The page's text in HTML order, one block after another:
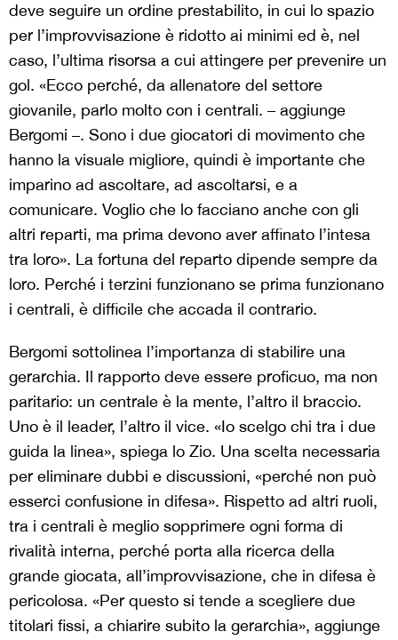
deve seguire un ordine prestabilito, in cui lo spazio
per l’improvvisazione è ridotto ai minimi ed è, nel
caso, l’ultima risorsa a cui attingere per prevenire un
gol. «Ecco perché, da allenatore del settore
giovanile, parlo molto con i centrali. – aggiunge
Bergomi –. Sono i due giocatori di movimento che
hanno la visuale migliore, quindi è importante che
imparino ad ascoltare, ad ascoltarsi, e a
comunicare. Voglio che lo facciano anche con gli
altri reparti, ma prima devono aver affinato l’intesa
tra loro». La fortuna del reparto dipende sempre da
loro. Perché i terzini funzionano se prima funzionano
i centrali, è difficile che accada il contrario.
Bergomi sottolinea l’importanza di stabilire una
gerarchia. Il rapporto deve essere proficuo, ma non
paritario: un centrale è la mente, l’altro il braccio.
Uno è il leader, l’altro il vice. «Io scelgo chi tra i due
guida la linea», spiega lo Zio. Una scelta necessaria
per eliminare dubbi e discussioni, «perché non può
esserci confusione in difesa». Rispetto ad altri ruoli,
tra i centrali è meglio sopprimere ogni forma di
rivalità interna, perché porta alla ricerca della
grande giocata, all’improvvisazione, che in difesa è
pericolosa. «Per questo si tende a scegliere due
titolari fissi, a chiarire subito la gerarchia», aggiunge